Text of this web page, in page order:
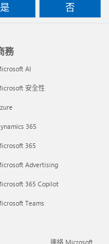
是 否
務
AI
安全性
365
365
Advertising
365 Copilot
Teams
連絡 Microsoft